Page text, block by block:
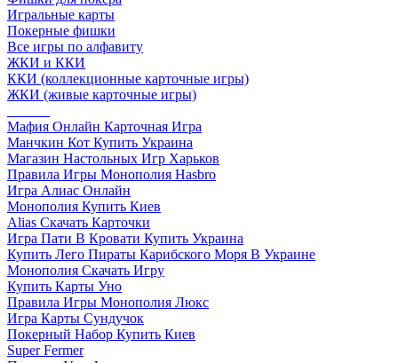
Игральные карты
Покерные фишки
Все игры по алфавиту
ЖКИ и ККИ
ККИ (коллекционные карточные игры)
ЖКИ (живые карточные игры)
Мафия Онлайн Карточная Игра
Манчкин Кот Купить Украина
Магазин Настольных Игр Харьков
Правила Игры Монополия Hasbro
Игра Алиас Онлайн
Монополия Купить Киев
Alias Скачать Карточки
Игра Пати В Кровати Купить Украина
Купить Лего Пираты Карибского Моря В Украине
Монополия Скачать Игру
Купить Карты Уно
Правила Игры Монополия Люкс
Игра Карты Сундучок
Покерный Набор Купить Киев
Super Fermer